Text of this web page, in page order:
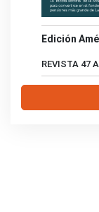
Edición
REVISTA 47